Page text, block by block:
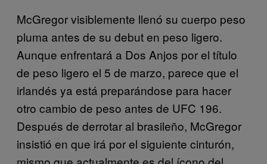
McGregor visiblemente llenó su cuerpo peso
pluma antes de su debut en peso ligero.
Aunque enfrentará a Dos Anjos por el título
de peso ligero el 5 de marzo, parece que el
irlandés ya está preparándose para hacer
otro cambio de peso antes de UFC 196.
Después de derrotar al brasileño, McGregor
insistió en que irá por el siguiente cinturón,